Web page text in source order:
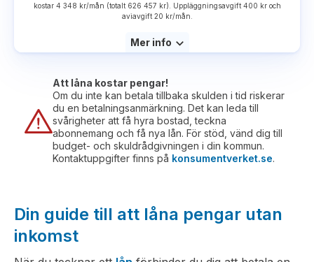
kostar 4 348 kr/mån (totalt 626 457 kr). Uppläggningsavgift 400 kr och
aviavgift 20 kr/mån.
Mer info
Att låna kostar pengar!
Om du inte kan betala tillbaka skulden i tid riskerar
du en betalningsanmärkning. Det kan leda till
svårigheter att få hyra bostad, teckna
abonnemang och få nya lån. För stöd, vänd dig till
budget- och skuldrådgivningen i din kommun.
Kontaktuppgifter finns på konsumentverket.se.
Din guide till att låna pengar utan
inkomst